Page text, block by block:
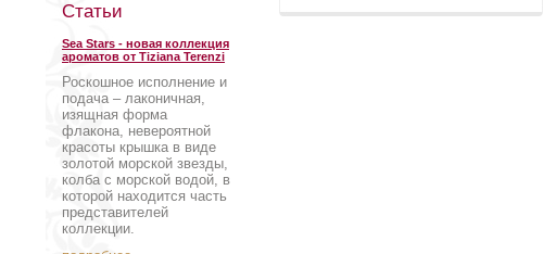
Статьи
Sea Stars - новая коллекция
ароматов от Tiziana Terenzi
Роскошное исполнение и
подача – лаконичная,
изящная форма
флакона, невероятной
красоты крышка в виде
золотой морской звезды,
колба с морской водой, в
которой находится часть
представителей
коллекции.